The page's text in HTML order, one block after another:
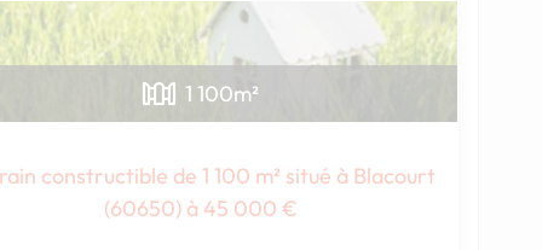
1 100m²
constructible de 1 100 m² situé à Blacourt
(60650) à 45 000 €